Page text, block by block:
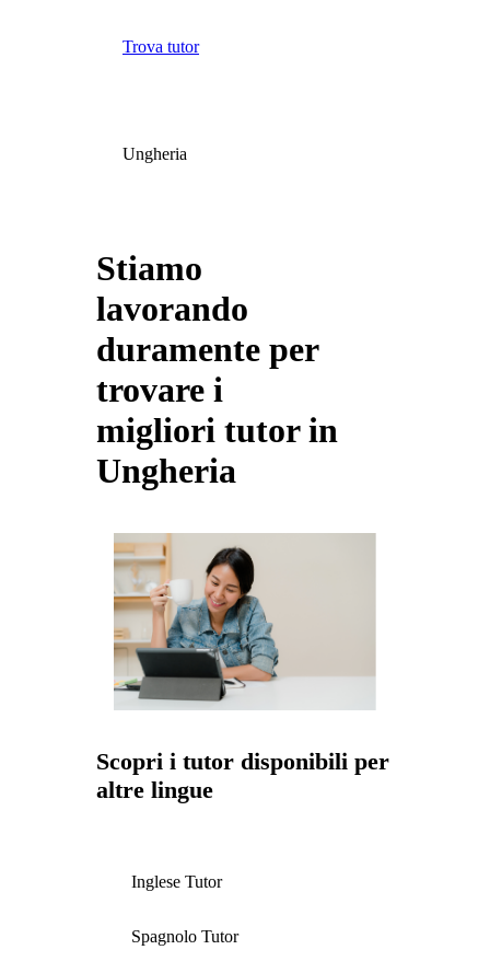
Trova tutor
Ungheria
Stiamo
lavorando
duramente per
trovare i
migliori tutor in
Ungheria
Scopri i tutor disponibili per
altre lingue
Inglese Tutor
Spagnolo Tutor